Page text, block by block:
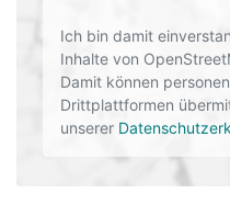
Ich bin damit
Inhalte von
Damit können
Drittplattformen
unserer